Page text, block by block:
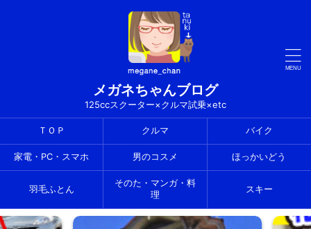
メガネちゃんブログ
125ccスクーター×クルマ試乗×etc
ＴＯＰ クルマ バイク
家電・PC・スマホ 男のコスメ ほっかいどう
羽毛ふとん
そのた・マンガ・料
理
スキー